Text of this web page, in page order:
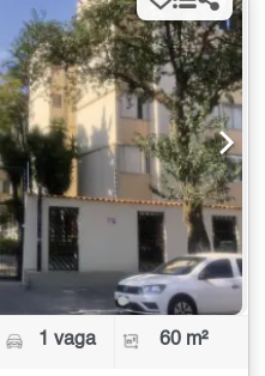
1 vaga 60 m²